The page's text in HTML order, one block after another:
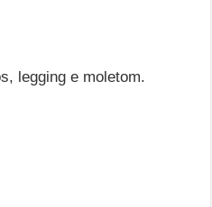
legging e moletom.